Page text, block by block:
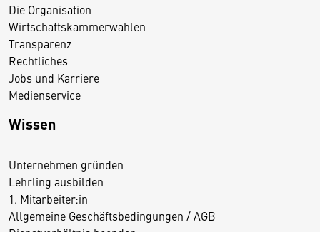
Die Organisation
Wirtschaftskammerwahlen
Transparenz
Rechtliches
Jobs und Karriere
Medienservice
Wissen
Unternehmen gründen
Lehrling ausbilden
1. Mitarbeiter:in
Allgemeine Geschäftsbedingungen / AGB